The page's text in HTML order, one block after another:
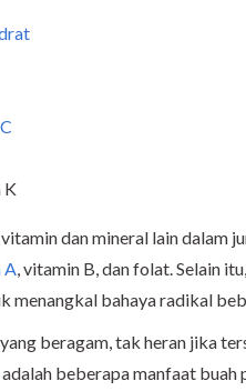
K
dan mineral lain dalam
A, vitamin B, dan folat. Selain
menangkal bahaya radikal
beragam, tak heran jika
beberapa manfaat buah